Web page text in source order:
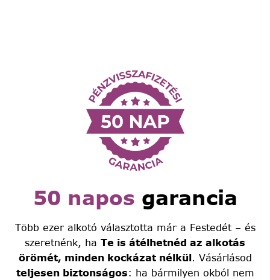
50 napos garancia
Több ezer alkotó választotta már a Festedét – és
szeretnénk, ha Te is átélhetnéd az alkotás
örömét, minden kockázat nélkül. Vásárlásod
teljesen biztonságos: ha bármilyen okból nem